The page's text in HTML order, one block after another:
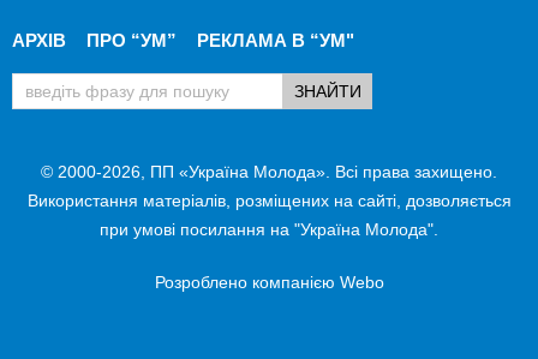
АРХІВ ПРО “УМ” РЕКЛАМА В “УМ"
© 2000-2026, ПП «Україна Молода». Всі права захищено.
Використання матеріалів, розміщених на сайті, дозволяється
при умові посилання на "Україна Молода".
Розроблено компанією Webo